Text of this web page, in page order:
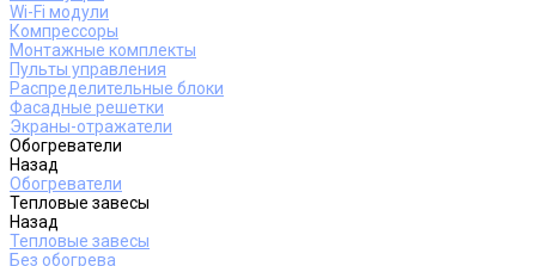
Wi-Fi модули
Компрессоры
Монтажные комплекты
Пульты управления
Распределительные блоки
Фасадные решетки
Экраны-отражатели
Обогреватели
Назад
Обогреватели
Тепловые завесы
Назад
Тепловые завесы
Без обогрева